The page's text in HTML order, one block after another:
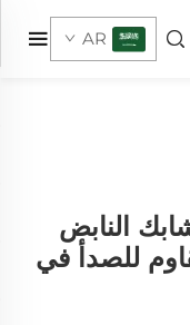
AR
النابض
للصدأ في